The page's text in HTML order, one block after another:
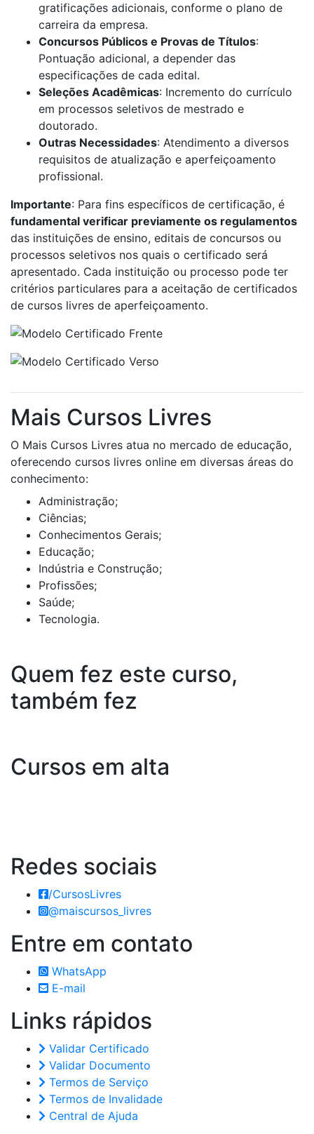
gratificações adicionais, conforme o plano de
carreira da empresa.
Concursos Públicos e Provas de Títulos:
Pontuação adicional, a depender das
especificações de cada edital.
Seleções Acadêmicas: Incremento do currículo
em processos seletivos de mestrado e
doutorado.
Outras Necessidades: Atendimento a diversos
requisitos de atualização e aperfeiçoamento
profissional.
Importante: Para fins específicos de certificação, é
fundamental verificar previamente os regulamentos
das instituições de ensino, editais de concursos ou
processos seletivos nos quais o certificado será
apresentado. Cada instituição ou processo pode ter
critérios particulares para a aceitação de certificados
de cursos livres de aperfeiçoamento.
Mais Cursos Livres
O Mais Cursos Livres atua no mercado de educação,
oferecendo cursos livres online em diversas áreas do
conhecimento:
Administração;
Ciências;
Conhecimentos Gerais;
Educação;
Indústria e Construção;
Profissões;
Saúde;
Tecnologia.
Quem fez este curso,
também fez
Cursos em alta
Redes sociais
/CursosLivres
@maiscursos_livres
Entre em contato
WhatsApp
E-mail
Links rápidos
Validar Certificado
Validar Documento
Termos de Serviço
Termos de Invalidade
Central de Ajuda